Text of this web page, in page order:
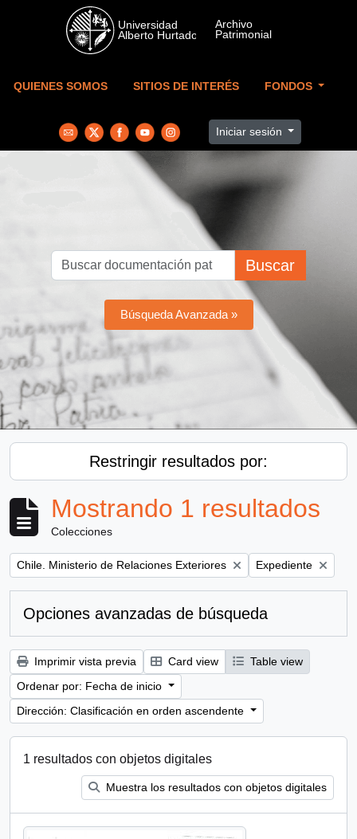
Skip to main content
QUIENES SOMOS SITIOS DE INTERÉS FONDOS
Iniciar sesión
Buscar
Búsqueda Avanzada »
Restringir resultados por:
Mostrando 1 resultados
Colecciones
Remove filter:
Chile. Ministerio de Relaciones Exteriores Remove filter:
Expediente
Opciones avanzadas de búsqueda
Imprimir vista previa Card view
Table view
Ordenar por: Fecha de inicio
Dirección: Clasificación en orden ascendente
1 resultados con objetos digitales
Muestra los resultados con objetos digitales